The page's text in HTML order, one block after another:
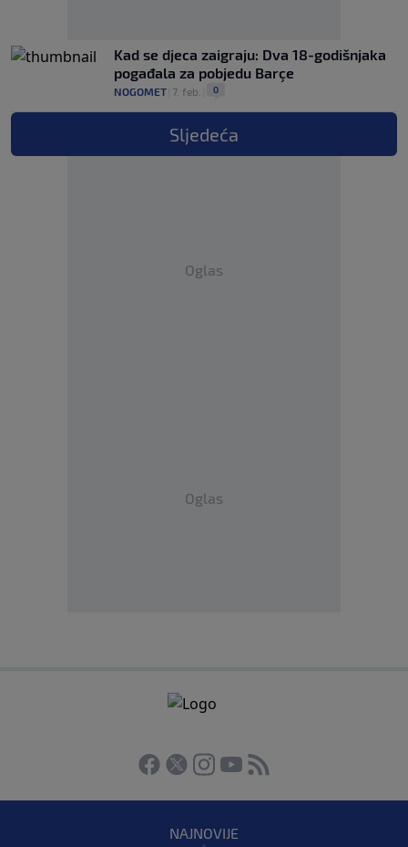
Kad se djeca zaigraju: Dva 18-godišnjaka
pogađala za pobjedu Barçe
NOGOMET 7. feb. 0
Sljedeća
Oglas
Oglas
NAJNOVIJE